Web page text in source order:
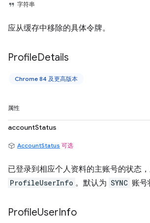
字符串
应从缓存中移除的具体令牌。
ProfileDetails
Chrome 84 及更高版本
属性
accountStatus
AccountStatus 可选
已登录到相应个人资料的主账号的状态
ProfileUserInfo 。默认为 SYNC 账号
ProfileUserInfo